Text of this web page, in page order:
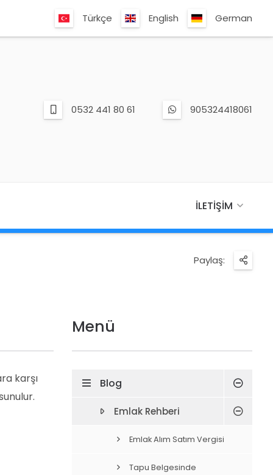
Türkçe English German
0532 441 80 61 905324418061
İLETIŞIM
Paylaş:
karşı
Menü
Blog
Emlak Rehberi
Emlak Alım Satım Vergisi
Tapu Belgesinde